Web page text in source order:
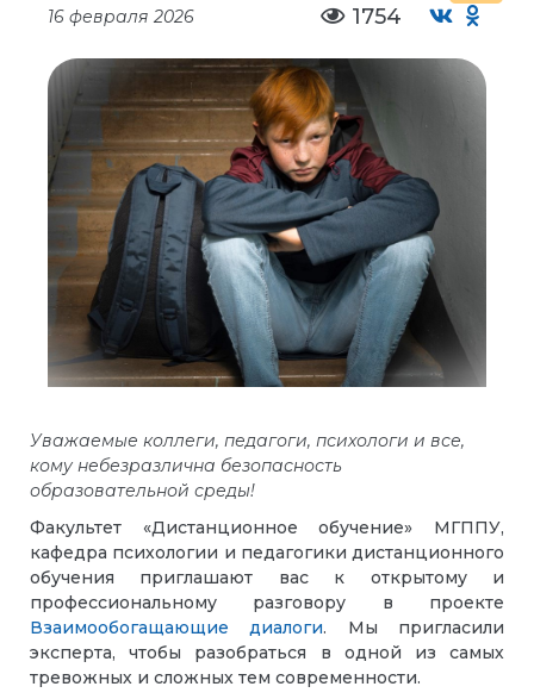
16 февраля 2026 1754
Уважаемые коллеги, педагоги, психологи и все,
кому небезразлична безопасность
образовательной среды!
Факультет «Дистанционное обучение» МГППУ,
кафедра психологии и педагогики дистанционного
обучения приглашают вас к открытому и
профессиональному разговору в проекте
Взаимообогащающие диалоги. Мы пригласили
эксперта, чтобы разобраться в одной из самых
тревожных и сложных тем современности.